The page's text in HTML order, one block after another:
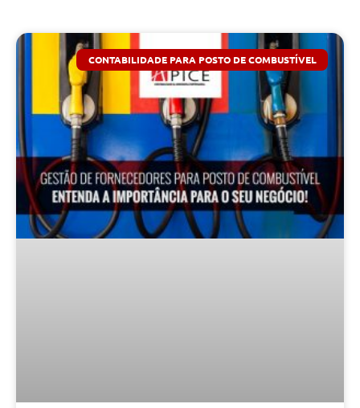
CONTABILIDADE PARA POSTO DE COMBUSTÍVEL